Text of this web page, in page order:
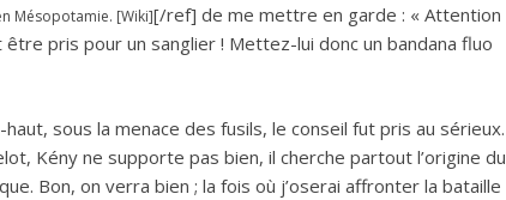
Mésopotamie. [Wiki][/ref] de me mettre en garde : « Attention
pris pour un sanglier ! Mettez-lui donc un bandana fluo
sous la menace des fusils, le conseil fut pris au sérieux.
Kény ne supporte pas bien, il cherche partout l’origine du
Bon, on verra bien ; la fois où j’oserai affronter la bataille